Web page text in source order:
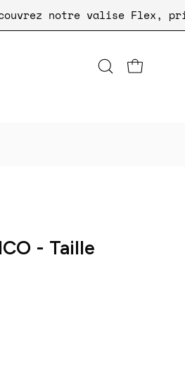
🧳 Découvrez notre valise
OuvrirOUVRIR LE
- Taille